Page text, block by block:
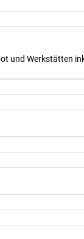
und Werkstätten